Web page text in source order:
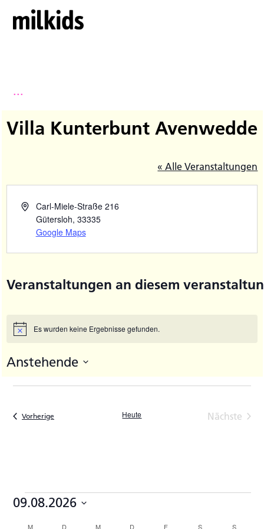
...
Villa Kunterbunt Avenwedde
« Alle Veranstaltungen
Carl-Miele-Straße 216
Gütersloh, 33335
Google Maps
Veranstaltungen an diesem
HinweisEs wurden keine Ergebnisse gefunden.
Anstehende
wählen.
Vorherige Heute
Nächste
Veranstaltungen
09.08.2026
MMONTAG DDIENSTAGM MITTWOCH
DDONNERSTAG
F SSAMSTAGS